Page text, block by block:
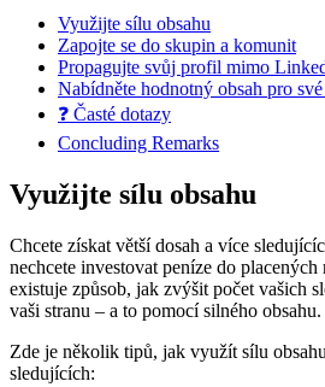
Využijte sílu obsahu
Zapojte se do skupin a komunit
Propagujte svůj profil mimo
Nabídněte hodnotný obsah pro
❓ Časté dotazy
Concluding Remarks
Využijte sílu obsahu
Chcete získat větší dosah a více
nechcete investovat peníze do placených
existuje způsob, jak zvýšit počet vašich
vaši stranu – a to pomocí silného obsahu.
Zde je několik tipů, jak využít sílu
sledujících: